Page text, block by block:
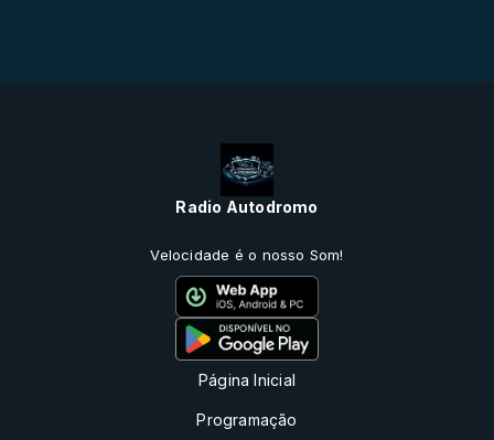
Radio Autodromo
Velocidade é o nosso Som!
Página Inicial
Programação